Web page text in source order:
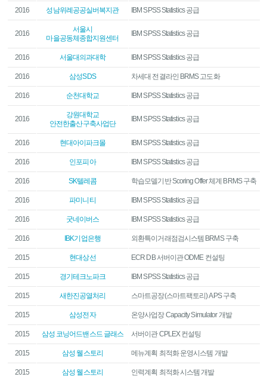
2016 성남위례공공실버복지관 IBM SPSS Statistics 공급
2016
서울시
마을공동체종합지원센터
IBM SPSS Statistics 공급
2016 서울대의과대학 IBM SPSS Statistics 공급
2016 삼성SDS 차세대 전결라인 BRMS 고도화
2016 순천대학교 IBM SPSS Statistics 공급
2016
강원대학교
안전한출산구축사업단
IBM SPSS Statistics 공급
2016 현대아이파크몰 IBM SPSS Statistics 공급
2016 인포피아 IBM SPSS Statistics 공급
2016 SK텔레콤 학습모델기반 Scoring Offer 체계 BRMS 구축
2016 파미니티 IBM SPSS Statistics 공급
2016 굿네이버스 IBM SPSS Statistics 공급
2016 IBK기업은행 외환특이거래점검시스템 BRMS 구축
2015 현대상선 ECR DB 서버이관 ODME 컨설팅
2015 경기테크노파크 IBM SPSS Statistics 공급
2015 새한진공열처리 스마트공장(스마트팩토리) APS 구축
2015 삼성전자 온양사업장 Capacity Simulator 개발
2015 삼성 코닝어드밴스드 글래스 서버이관 CPLEX 컨설팅
2015 삼성 웰스토리 메뉴계획 최적화 운영시스템 개발
2015 삼성 웰스토리 인력계획 최적화 시스템 개발